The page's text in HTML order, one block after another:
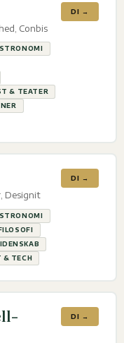
Conbis
& TEATER
DI →
Designit
& TECH
DI →
DI →